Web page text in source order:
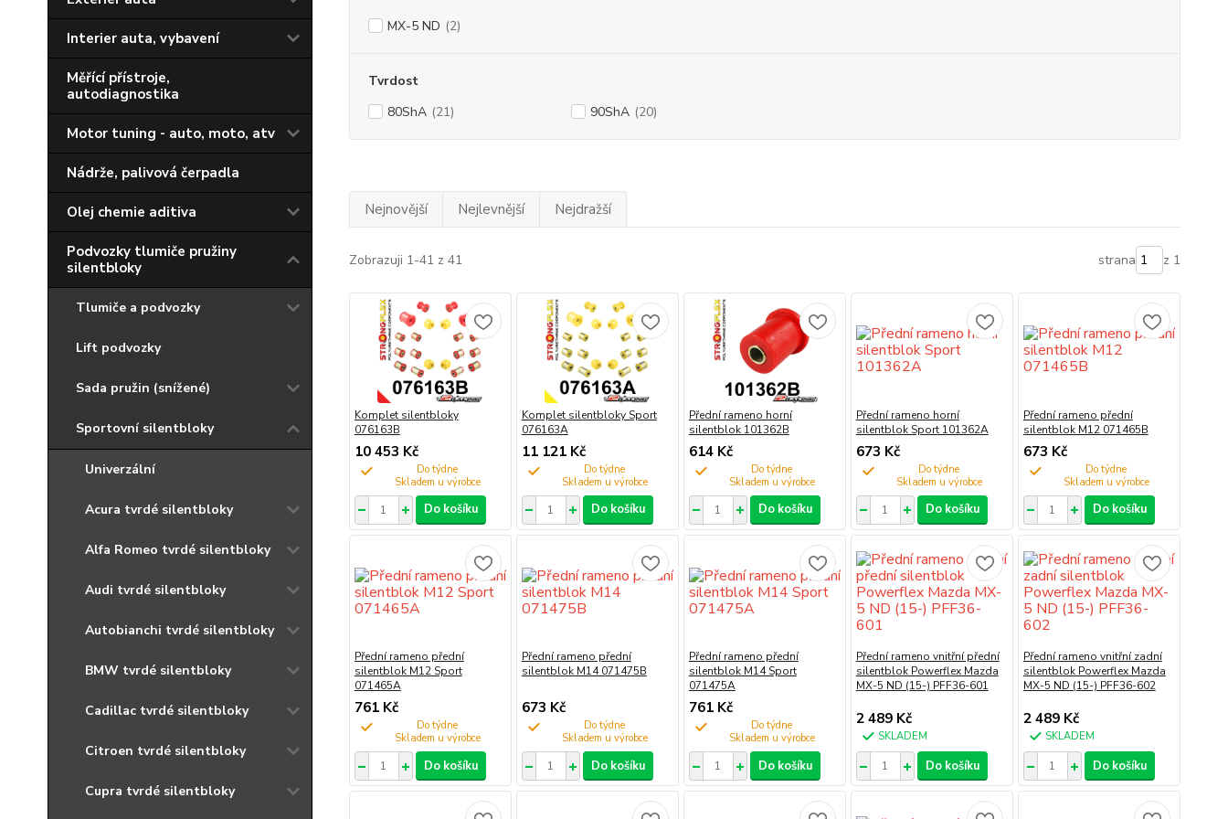
Interier auta, vybavení
Měřící přístroje,
autodiagnostika
Motor tuning - auto, moto, atv
Nádrže, palivová čerpadla
Olej chemie aditiva
Podvozky tlumiče pružiny
silentbloky
Tlumiče a podvozky
Lift podvozky
Sada pružin (snížené)
Sportovní silentbloky
Univerzální
Acura tvrdé silentbloky
Alfa Romeo tvrdé silentbloky
Audi tvrdé silentbloky
Autobianchi tvrdé silentbloky
BMW tvrdé silentbloky
Cadillac tvrdé silentbloky
Citroen tvrdé silentbloky
Cupra tvrdé silentbloky
MX-5 ND (2)
Tvrdost
80ShA (21) 90ShA (20)
Nejnovější Nejlevnější Nejdražší
Zobrazuji 1-41 z 41 strana z 1
Komplet silentbloky
076163B
10 453 Kč
Do týdne
Do košíku
Komplet silentbloky Sport
076163A
11 121 Kč
Do týdne
Do košíku
Přední rameno horní
silentblok 101362B
614 Kč
Do týdne
Do košíku
Přední rameno horní
silentblok Sport 101362A
673 Kč
Do týdne
Do košíku
Přední rameno přední
silentblok M12 071465B
673 Kč
Do týdne
Do košíku
Přední rameno přední
silentblok M12 Sport
071465A
761 Kč
Do týdne
Do košíku
Přední rameno přední
silentblok M14 071475B
673 Kč
Do týdne
Do košíku
Přední rameno přední
silentblok M14 Sport
071475A
761 Kč
Do týdne
Do košíku
Přední rameno vnitřní přední
silentblok Powerflex Mazda
MX-5 ND (15-) PFF36-601
2 489 Kč
SKLADEM
Do košíku
Přední rameno vnitřní zadní
silentblok Powerflex Mazda
MX-5 ND (15-) PFF36-602
2 489 Kč
SKLADEM
Do košíku